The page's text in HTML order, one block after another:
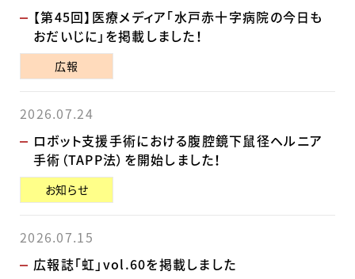
【第45回】医療メディア「水戸赤十字病院の今日も
おだいじに」を掲載しました！
広報
2026.07.24
ロボット支援手術における腹腔鏡下鼠径ヘルニア
手術（TAPP法）を開始しました！
お知らせ
2026.07.15
広報誌「虹」vol.60を掲載しました